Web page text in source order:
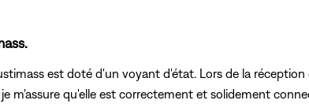
est doté d'un voyant d'état. Lors de la
m'assure qu'elle est correctement et solidement